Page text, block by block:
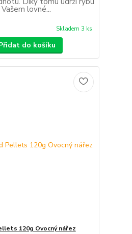
lovné...
Skladem 3 ks
do košíku
120g Ovocný nářez